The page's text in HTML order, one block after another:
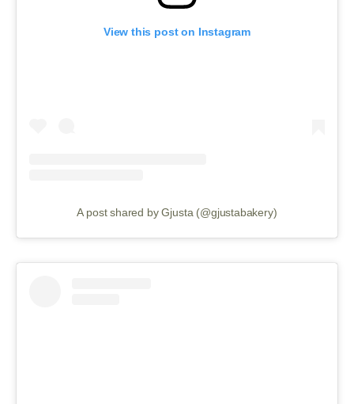
View this post on Instagram
A post shared by Gjusta (@gjustabakery)